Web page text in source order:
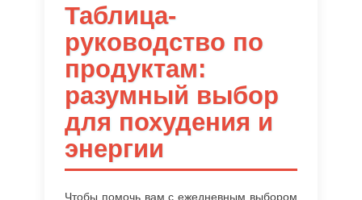
Таблица-
руководство по
продуктам:
разумный выбор
для похудения и
энергии
Чтобы помочь вам с ежедневным выбором